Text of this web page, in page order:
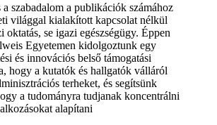
a szabadalom a publikációk számához
világgal kialakított kapcsolat nélkül
oktatás, se igazi egészségügy. Éppen
Egyetemen kidolgoztunk egy
és innovációs belső támogatási
hogy a kutatók és hallgatók válláról
terheket, és segítsünk
a tudományra tudjanak koncentrálni
alapítani